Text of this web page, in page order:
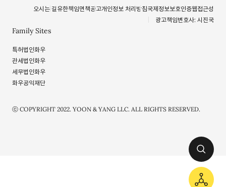
Family Sites
특허법인화우
관세법인화우
세무법인화우
화우공익재단
오시는 길 유한책임면책공고개인정보 처리방침국제정보보호인증웹접근성
광고책임변호사: 시진국
ⓒ COPYRIGHT 2022. YOON & YANG LLC. ALL RIGHTS RESERVED.